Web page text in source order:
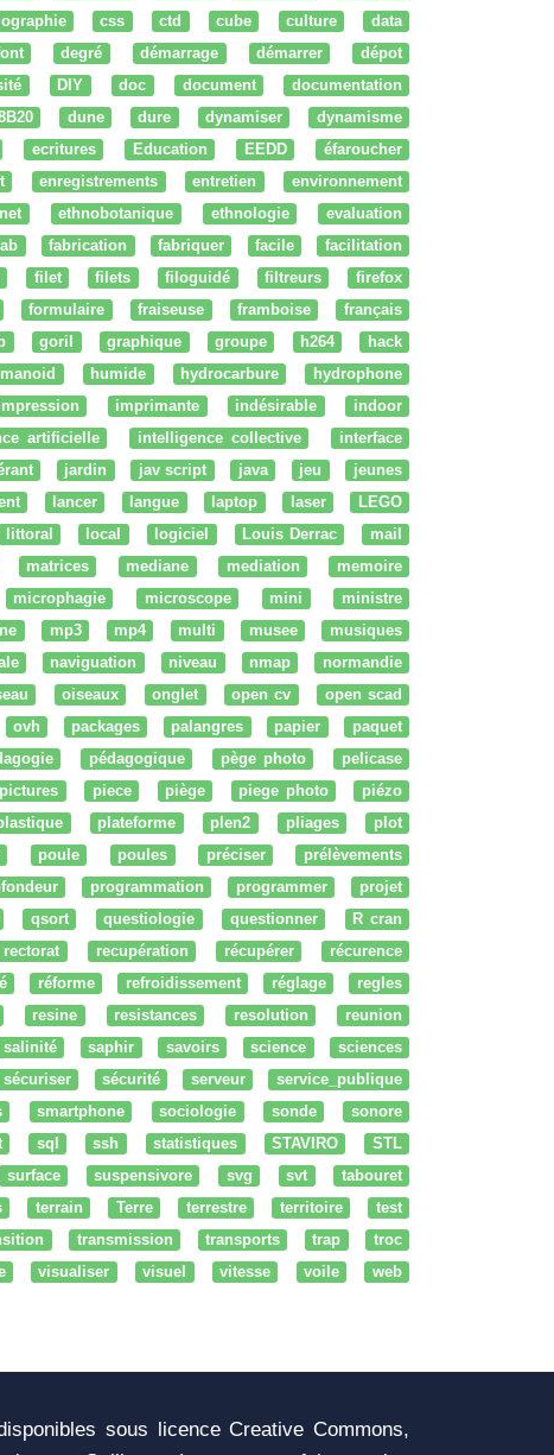
css ctd cube culture
data
degré démarrage démarrer
dépot
DIY doc document
documentation
dune dure dynamiser
dynamisme
ecritures Education EEDD
éfaroucher
enregistrements entretien
environnement
ethnobotanique ethnologie
evaluation
fabrication fabriquer facile
facilitation
filet filets filoguidé filtreurs
firefox
formulaire fraiseuse framboise
français
goril graphique groupe h264
hack
humide hydrocarbure
hydrophone
imprimante indésirable
indoor
artificielle intelligence collective
interface
jardin jav script java jeu
jeunes
lancer langue laptop laser
LEGO
littoral local logiciel Louis Derrac
mail
matrices mediane mediation
memoire
microphagie microscope mini
ministre
mp3 mp4 multi musee
musiques
naviguation niveau nmap
normandie
oiseaux onglet open cv
open scad
ovh packages palangres papier
paquet
pédagogique pège photo
pelicase
pictures piece piège piege photo
piézo
plateforme plen2 pliages
plot
poule poules préciser
prélèvements
programmation programmer
projet
qsort questiologie questionner
R cran
rectorat recupération récupérer
récurence
réforme refroidissement réglage
regles
resine resistances resolution
reunion
salinité saphir savoirs science
sciences
sécuriser sécurité serveur
service_publique
smartphone sociologie sonde
sonore
sql ssh statistiques STAVIRO
STL
surface suspensivore svg svt
tabouret
terrain Terre terrestre territoire
test
transmission transports trap
troc
visualiser visuel vitesse voile
web
sous licence Creative Commons,